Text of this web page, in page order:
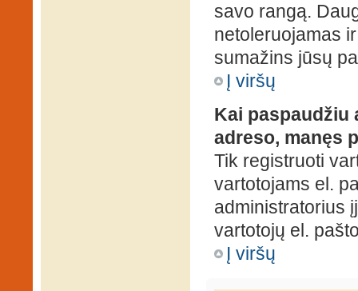
savo rangą.
netoleruojamas
sumažins jūsų
Į viršų
Kai
adreso, manęs
Tik registruoti
vartotojams el.
administratorius
vartotojų el.
Į viršų